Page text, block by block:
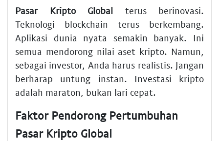
Pasar Kripto Global terus berinovasi.
Teknologi blockchain terus berkembang.
Aplikasi dunia nyata semakin banyak. Ini
semua mendorong nilai aset kripto. Namun,
sebagai investor, Anda harus realistis. Jangan
berharap untung instan. Investasi kripto
adalah maraton, bukan lari cepat.
Faktor Pendorong Pertumbuhan
Pasar Kripto Global